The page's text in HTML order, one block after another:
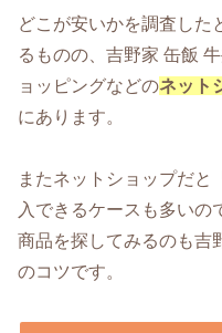
どこが安いかを調査した
るものの、吉野家 缶飯
ョッピングなどのネット
にあります。
またネットショップだと
入できるケースも多いの
商品を探してみるのも吉
のコツです。